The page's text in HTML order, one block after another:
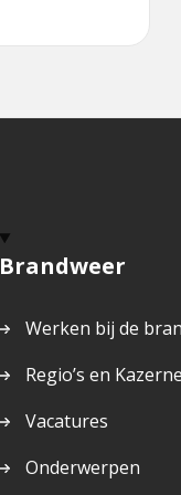
Brandweer
Werken bij de
Regio’s en
Vacatures
Onderwerpen